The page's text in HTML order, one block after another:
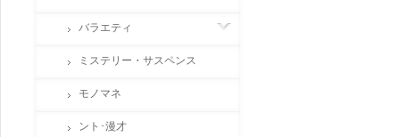
バラエティ
ミステリー・サスペンス
モノマネ
ント･漫才